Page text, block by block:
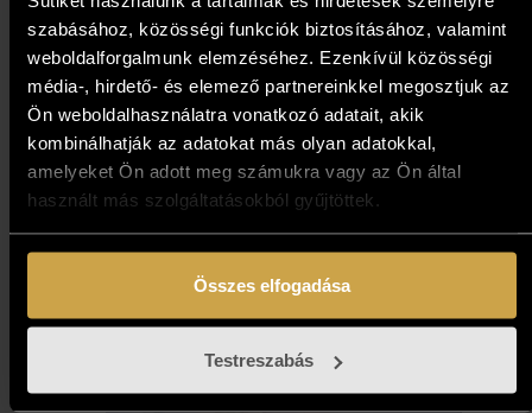
szabásához, közösségi funkciók biztosításához, valamint
weboldalforgalmunk elemzéséhez. Ezenkívül közösségi
média-, hirdető- és elemező partnereinkkel megosztjuk az
Ön weboldalhasználatra vonatkozó adatait, akik
kombinálhatják az adatokat más olyan adatokkal,
amelyeket Ön adott meg számukra vagy az Ön által
használt más szolgáltatásokból gyűjtöttek.
Összes elfogadása
Testreszabás
(40x60 cm)
559 000Ft
Kosárba teszem